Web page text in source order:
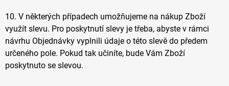
10. V některých případech umožňujeme na nákup Zboží
využít slevu. Pro poskytnutí slevy je třeba, abyste v rámci
návrhu Objednávky vyplnili údaje o této slevě do předem
určeného pole. Pokud tak učiníte, bude Vám Zboží
poskytnuto se slevou.